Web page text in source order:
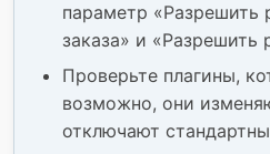
параметр «Разрешить
заказа» и «Разрешить
Проверьте плагины,
возможно, они
отключают